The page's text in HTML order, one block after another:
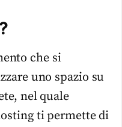
che si
uno spazio su
nel quale
ti permette di